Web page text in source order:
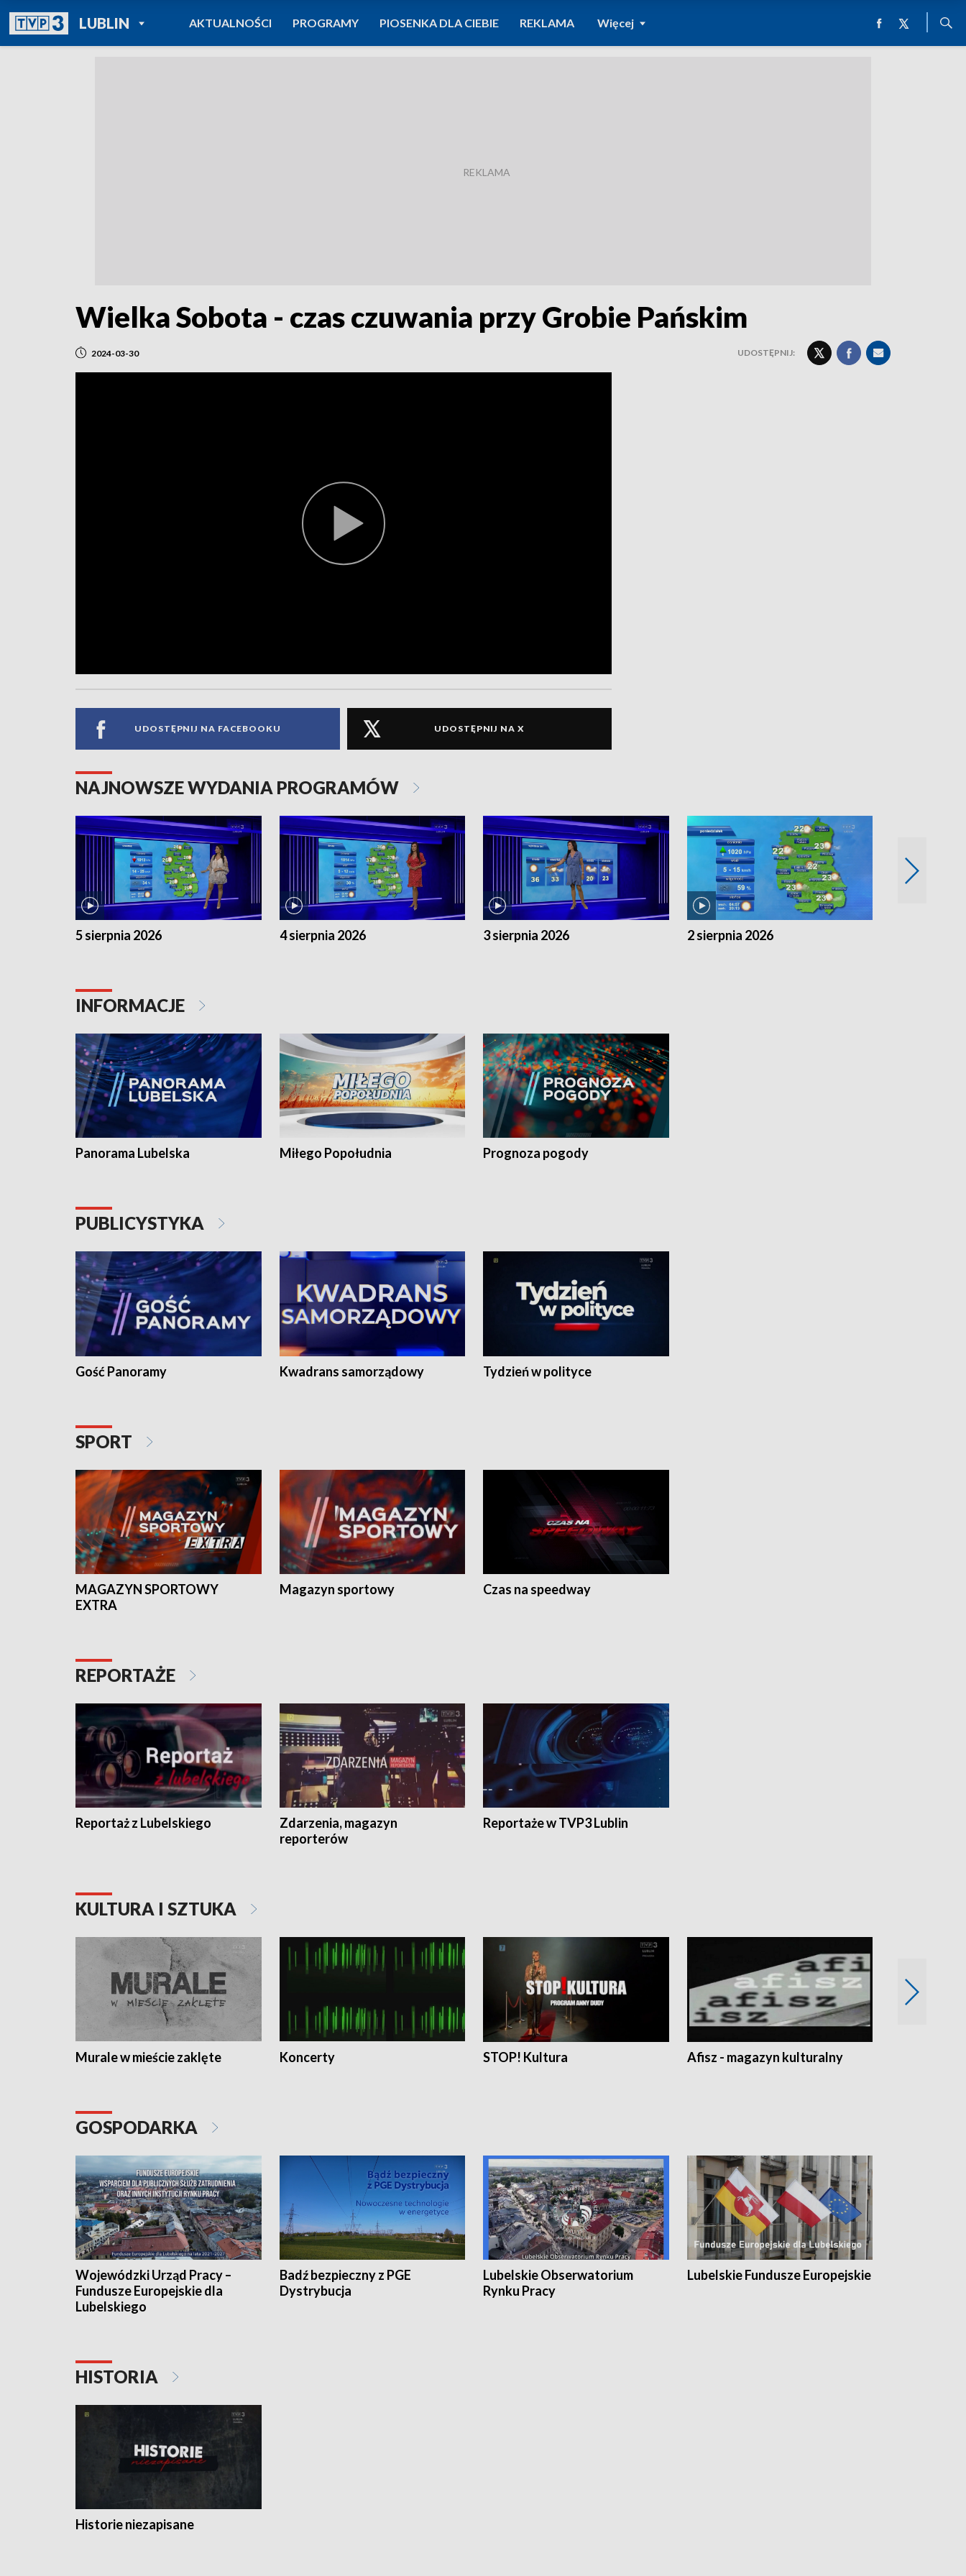
LUBLINPOWRÓT DO
TVP REGIONY
AKTUALNOŚCI PROGRAMY PIOSENKA DLA CIEBIE REKLAMA Więcej
Wielka Sobota - czas czuwania przy Grobie Pańskim
2024-03-30 UDOSTĘPNIJ:
UDOSTĘPNIJ NA FACEBOOKU UDOSTĘPNIJ NA X
NAJNOWSZE WYDANIA PROGRAMÓW
5 sierpnia 2026 4 sierpnia 2026 3 sierpnia 2026 2 sierpnia 2026
INFORMACJE
Panorama Lubelska Miłego Popołudnia Prognoza pogody
PUBLICYSTYKA
Gość Panoramy Kwadrans samorządowy Tydzień w polityce
SPORT
MAGAZYN SPORTOWY
EXTRA
Magazyn sportowy Czas na speedway
REPORTAŻE
Reportaż z Lubelskiego
Zdarzenia, magazyn
reporterów
Reportaże w TVP3 Lublin
KULTURA I SZTUKA
Murale w mieście zaklęte Koncerty STOP! Kultura Afisz - magazyn kulturalny
GOSPODARKA
Wojewódzki Urząd Pracy –
Fundusze Europejskie dla
Lubelskiego
Badź bezpieczny z PGE
Dystrybucja
Lubelskie Obserwatorium
Rynku Pracy
Lubelskie Fundusze Europejskie
HISTORIA
Historie niezapisane